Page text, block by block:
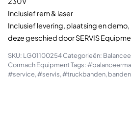
Inclusief rem & laser
Inclusief levering, plaatsing en demo,
deze geschied door SERVIS
SKU: LG01100254Categorieën:
Cormach EquipmentTags:
#service,#servis,#truckbanden,